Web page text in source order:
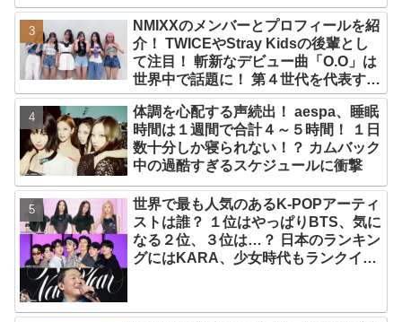
NMIXXのメンバーとプロフィールを紹
介！ TWICEやStray Kidsの後輩とし
て注目！ 斬新なデビュー曲「O.O」は
世界中で話題に！ 第４世代を代表する
美女ソリュンをはじめ、全員ビジュア
ルメンバーといわれるその魅力をチェ
ック
体調を心配する声続出！ aespa、睡眠
時間は１週間で合計４～５時間！ １日
数十分しか寝られない！？ カムバック
中の過酷すぎるスケジュールに衝撃
世界で最も人気のあるK-POPアーティ
ストは誰？ １位はやっぱりBTS、気に
なる２位、３位は…？ 日本のランキン
グにはKARA、少女時代もランクイ